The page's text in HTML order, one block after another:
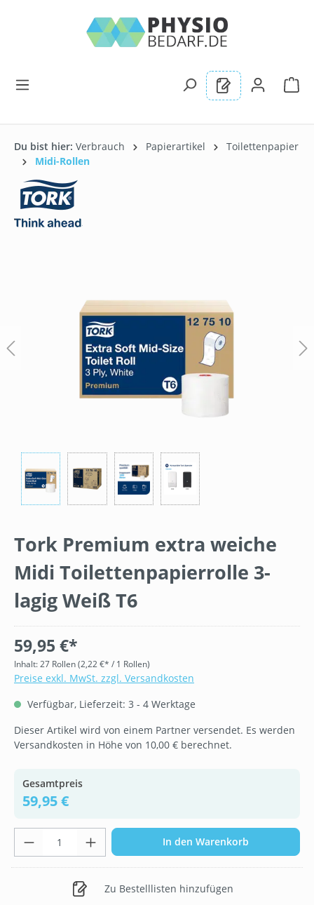
Du bist hier: Verbrauch Papierartikel
Toilettenpapier
Midi-Rollen
Tork Premium extra weiche
Midi Toilettenpapierrolle 3-
lagig Weiß T6
59,95 €*
Inhalt:27 Rollen(2,22 €* / 1 Rollen)
Preise exkl. MwSt. zzgl. Versandkosten
Verfügbar, Lieferzeit: 3 - 4 Werktage
Dieser Artikel wird von einem Partner versendet. Es werden
Versandkosten in Höhe von 10,00 € berechnet.
Gesamtpreis
59,95 €
Produkt Anzahl: Gib den gewünschten
In den Warenkorb
Zu Bestelllisten hinzufügen